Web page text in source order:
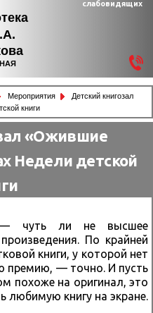
слабовидящих
Мероприятия
Детский книгозал
книги
«Ожившие
Недели детской
— чуть ли не высшее
По крайней
книги, у которой нет
премию, — точно. И пусть
похоже на оригинал, это
любимую книгу на экране.